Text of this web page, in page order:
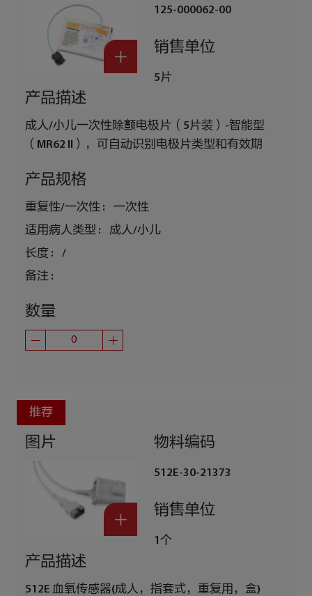
125-000062-00
销售单位
5片
产品描述
成人/小儿一次性除颤电极片（5片装）-智能型
（MR62 II），可自动识别电极片类型和有效期
产品规格
重复性/一次性 :
一次性
适用病人类型 :
成人/小儿
长度 :
/
备注 :
数量
推荐
图片 物料编码
512E-30-21373
销售单位
1个
产品描述
512E 血氧传感器(成人，指套式，重复用，盒)